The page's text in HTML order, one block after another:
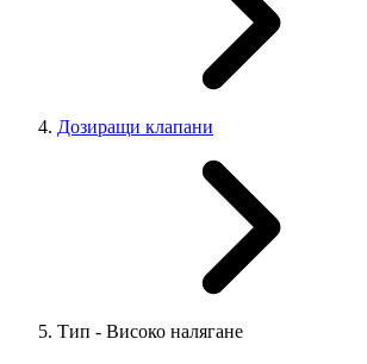
Дозиращи клапани
Тип - Високо налягане